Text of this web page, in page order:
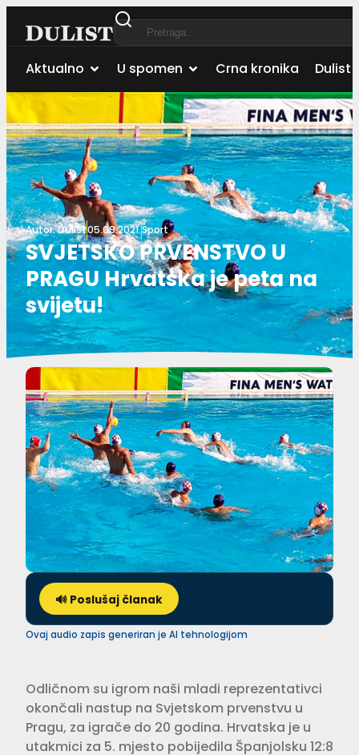
Aktualno U spomen Crna kronika Dulist
Autor:Dulist05.09.2021.Sport
SVJETSKO PRVENSTVO U
PRAGU Hrvatska je peta na
svijetu!
🔊 Poslušaj članak
Ovaj audio zapis generiran je AI tehnologijom
Odličnom su igrom naši mladi reprezentativci
okončali nastup na Svjetskom prvenstvu u
Pragu, za igrače do 20 godina. Hrvatska je u
utakmici za 5. mjesto pobijedila Španjolsku 12:8